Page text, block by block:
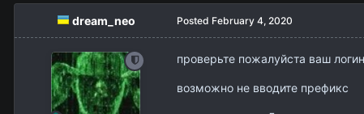
dream_neo Posted February 4, 2020
проверьте пожалуйста ваш
возможно не вводите префикс